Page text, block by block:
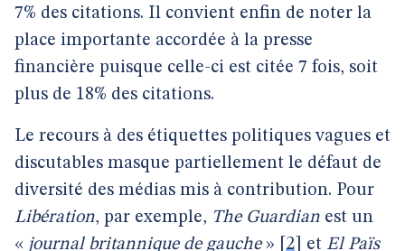
7% des citations. Il convient enfin de noter la
place importante accordée à la presse
financière puisque celle-ci est citée 7 fois, soit
plus de 18% des citations.
Le recours à des étiquettes politiques vagues et
discutables masque partiellement le défaut de
diversité des médias mis à contribution. Pour
Libération, par exemple, The Guardian est un
« journal britannique de gauche» 2 et El Païs